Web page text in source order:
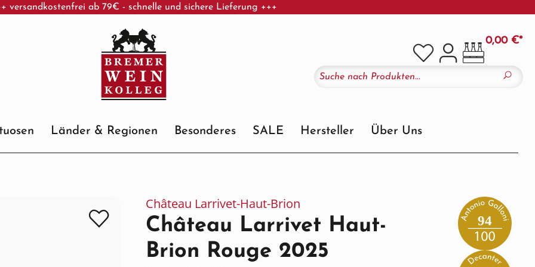
versandkostenfrei ab 79€ - schnelle und sichere Lieferung +++
0,00 €*
Länder & Regionen Besonderes SALE Hersteller Über Uns
Château Larrivet-Haut-Brion
Château Larrivet Haut-
Brion Rouge 2025
94